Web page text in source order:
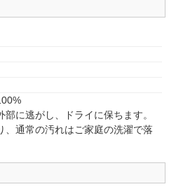
部に逃がし、ドライに保ちます。
、通常の汚れはご家庭の洗濯で落